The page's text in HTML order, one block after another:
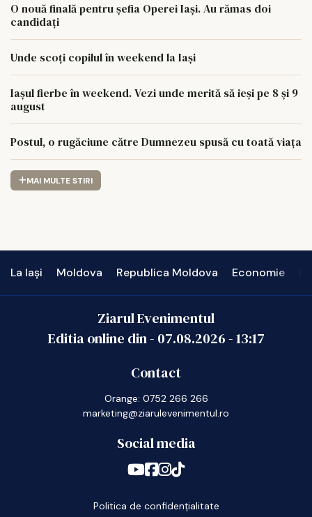
O nouă finală pentru șefia Operei Iași. Au rămas doi
candidați
Unde scoți copilul în weekend la Iași
Iașul fierbe în weekend. Vezi unde merită să ieși pe 8 și 9
august
Postul, o rugăciune către Dumnezeu spusă cu toată viața
MAI MULTE STIRI
La Iași Moldova Republica Moldova Economie
Ziarul Evenimentul
Editia online din - 07.08.2026-13:17
Contact
Orange: 0752 266 266
marketing@ziarulevenimentul.ro
Social media
Politica de confidențialitate